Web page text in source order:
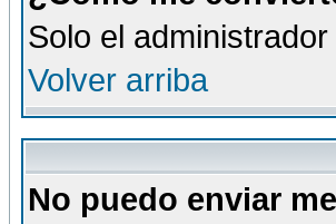
Solo el
Volver arriba
No puedo enviar